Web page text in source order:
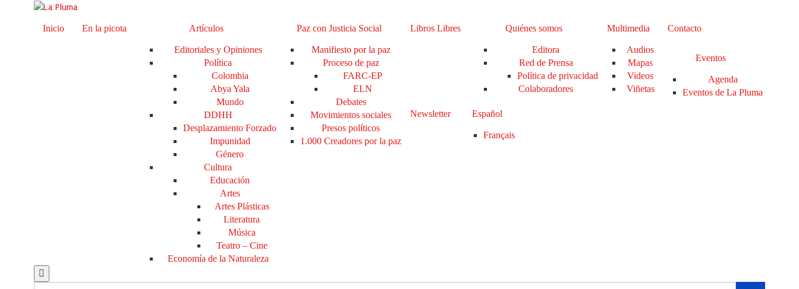
Inicio En la picota Artículos
Editoriales y Opiniones
Política
Colombia
Abya Yala
Mundo
DDHH
Desplazamiento Forzado
Impunidad
Género
Cultura
Educación
Artes
Artes Plásticas
Literatura
Música
Teatro – Cine
Economía de la Naturaleza
Paz con Justicia Social
Manifiesto por la paz
Proceso de paz
FARC-EP
ELN
Debates
Movimientos sociales
Presos políticos
1.000 Creadores por la paz
Libros Libres Quiénes somos
Editora
Red de Prensa
Política de privacidad
Colaboradores
Multimedia
Audios
Mapas
Videos
Viñetas
Contacto
Eventos
Agenda
Eventos de La Pluma
Newsletter Español
Français